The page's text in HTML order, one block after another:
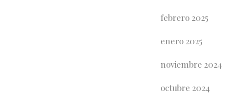
febrero 2025
enero 2025
noviembre 2024
octubre 2024